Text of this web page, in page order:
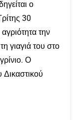
ο
30
την
γιαγιά του στο
Ο